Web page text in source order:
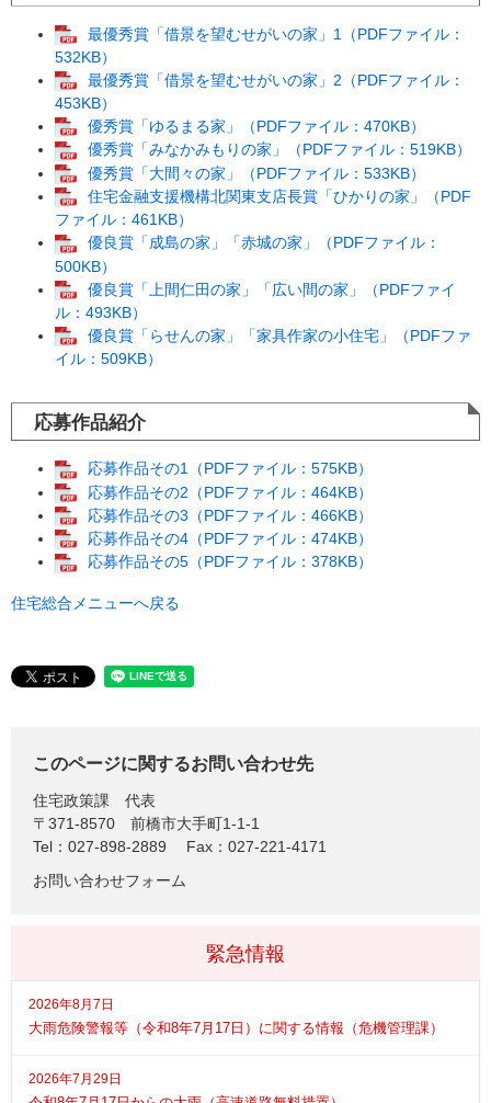
最優秀賞「借景を望むせがいの家」1（PDFファイル：
532KB）
最優秀賞「借景を望むせがいの家」2（PDFファイル：
453KB）
優秀賞「ゆるまる家」（PDFファイル：470KB）
優秀賞「みなかみもりの家」（PDFファイル：519KB）
優秀賞「大間々の家」（PDFファイル：533KB）
住宅金融支援機構北関東支店長賞「ひかりの家」（PDF
ファイル：461KB）
優良賞「成島の家」「赤城の家」（PDFファイル：
500KB）
優良賞「上間仁田の家」「広い間の家」（PDFファイ
ル：493KB）
優良賞「らせんの家」「家具作家の小住宅」（PDFファ
イル：509KB）
応募作品紹介
応募作品その1（PDFファイル：575KB）
応募作品その2（PDFファイル：464KB）
応募作品その3（PDFファイル：466KB）
応募作品その4（PDFファイル：474KB）
応募作品その5（PDFファイル：378KB）
住宅総合メニューへ戻る
このページに関するお問い合わせ先
住宅政策課
代表
〒371-8570
前橋市大手町1-1-1
Tel：027-898-2889
Fax：027-221-4171
お問い合わせフォーム
緊急情報
2026年8月7日
大雨危険警報等（令和8年7月17日）に関する情報（危機管理課）
2026年7月29日